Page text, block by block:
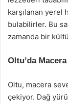
karşılanan yerel
bulabilirler. Bu
zamanda bir
Oltu’da
Oltu, macera
çekiyor. Dağ